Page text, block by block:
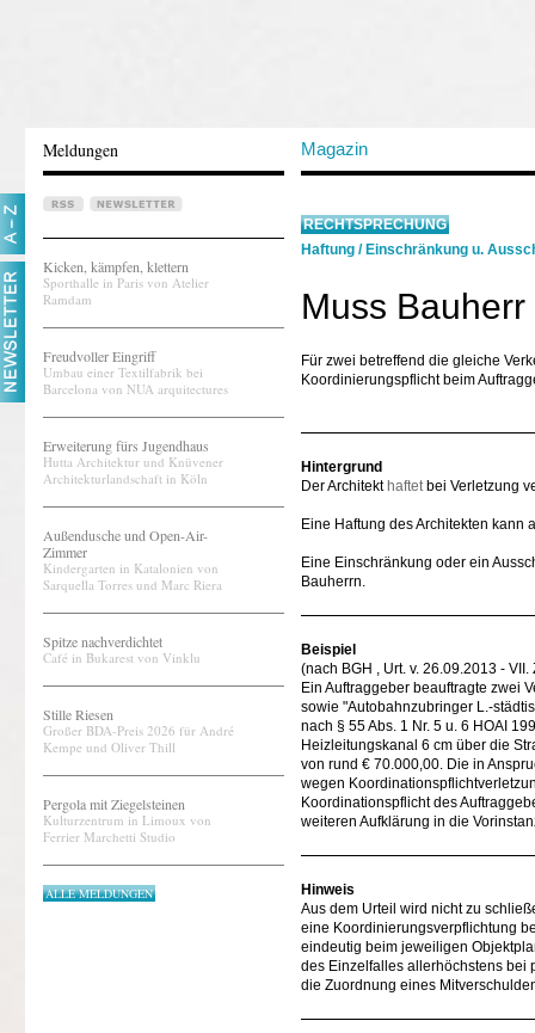
Meldungen Magazin
Kicken, kämpfen, klettern
Sporthalle in Paris von Atelier
Ramdam
Freudvoller Eingriff
Umbau einer Textilfabrik bei
Barcelona von NUA arquitectures
Erweiterung fürs Jugendhaus
Hutta Architektur und Knüvener
Architekturlandschaft in Köln
Außendusche und Open-Air-
Zimmer
Kindergarten in Katalonien von
Sarquella Torres und Marc Riera
Spitze nachverdichtet
Café in Bukarest von Vinklu
Stille Riesen
Großer BDA-Preis 2026 für André
Kempe und Oliver Thill
Pergola mit Ziegelsteinen
Kulturzentrum in Limoux von
Ferrier Marchetti Studio
ALLE MELDUNGEN
RECHTSPRECHUNG
Haftung / Einschränkung u.
Muss
Für zwei betreffend die gleiche
Koordinierungspflicht beim
Hintergrund
Der Architekt haftetbei Verletzung
Eine Haftung des Architekten
Eine Einschränkung oder ein
Bauherrn.
Beispiel
(nach BGH , Urt. v. 26.09.2013 - VII.
Ein Auftraggeber beauftragte zwei
sowie "Autobahnzubringer L.-
nach § 55 Abs. 1 Nr. 5 u. 6 HOAI
Heizleitungskanal 6 cm über die
von rund € 70.000,00. Die in
wegen
Koordinationspflicht des
weiteren Aufklärung in die
Hinweis
Aus dem Urteil wird nicht zu
eine Koordinierungsverpflichtung
eindeutig beim jeweiligen
des Einzelfalles allerhöchstens
die Zuordnung eines